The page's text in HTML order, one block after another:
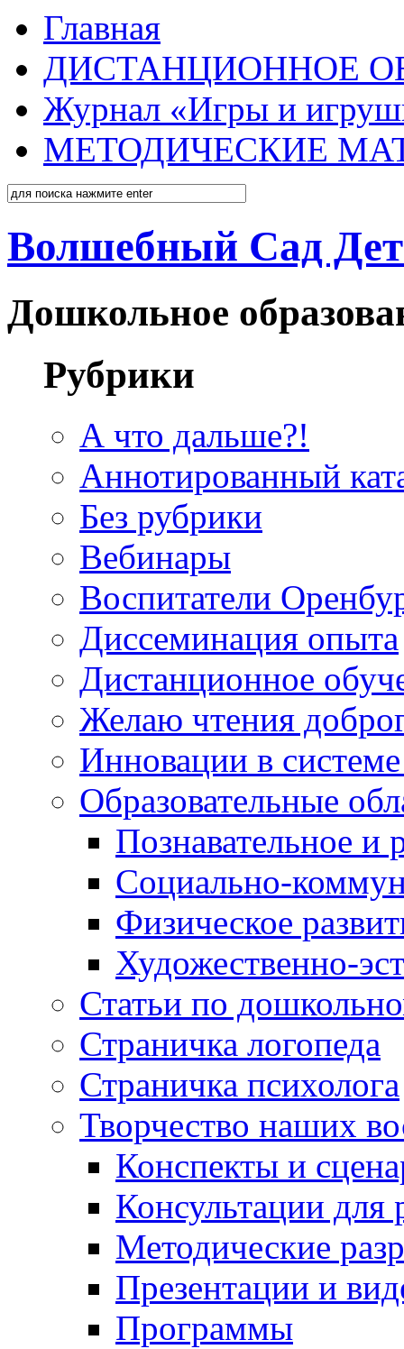
Главная
ДИСТАНЦИОННОЕ
Журнал «Игры и
МЕТОДИЧЕСКИЕ
Волшебный Сад
Дошкольное
Рубрики
А что дальше?!
Аннотированный
Без рубрики
Вебинары
Воспитатели
Диссеминация опыта
Дистанционное
Желаю чтения
Инновации в
Образовательные
Познавательное и
Социально-
Физическое
Художественно-
Статьи по
Страничка логопеда
Страничка психолога
Творчество наших
Конспекты и
Консультации для
Методические
Презентации и
Программы